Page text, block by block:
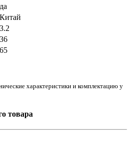
да
Китай
3.2
36
65
характеристики и комплектацию у
товара